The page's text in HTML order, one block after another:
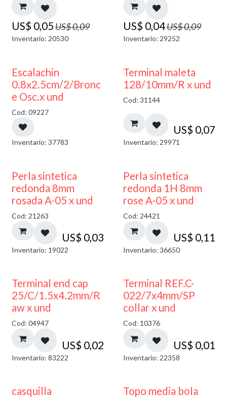
US$ 0,05US$0,09
Inventario: 20530
US$ 0,04US$0,09
Inventario: 29252
Escalachin
0.8x2.5cm/2/Bronc
e Osc.x und
Cod: 09227
Inventario: 37783
Terminal maleta
128/10mm/R x und
Cod: 31144
US$ 0,07
Inventario: 29971
Perla sintetica
redonda 8mm
rosada A-05 x und
Cod: 21263
US$ 0,03
Inventario: 19022
Perla sintetica
redonda 1H 8mm
rose A-05 x und
Cod: 24421
US$ 0,11
Inventario: 36650
Terminal end cap
25/C/1.5x4.2mm/R
aw x und
Cod: 04947
US$ 0,02
Inventario: 83222
Terminal REF.C-
022/7x4mm/SP
collar x und
Cod: 10376
US$ 0,01
Inventario: 22358
casquilla
Topo media bola